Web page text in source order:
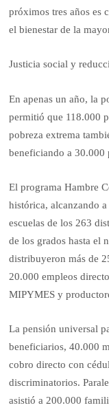
próximos tres años es
el bienestar de la
Justicia social y
En apenas un año, la
permitió que 118.000
pobreza extrema
beneficiando a 30.000
El programa Hambre
histórica, alcanzando
escuelas de los 263
de los grados hasta el
distribuyeron más de
20.000 empleos
MIPYMES y
La pensión universal
beneficiarios, 40.000
cobro directo con
discriminatorios.
asistió a 200.000